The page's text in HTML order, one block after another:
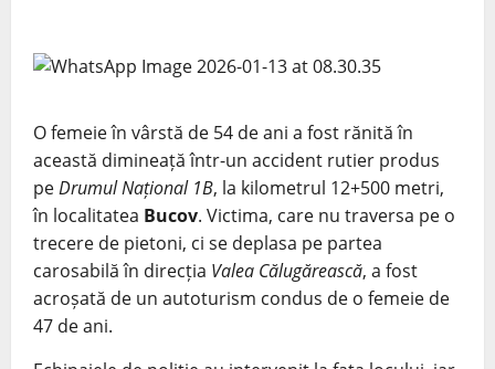
O femeie în vârstă de 54 de ani a fost rănită în
această dimineață într-un accident rutier produs
peDrumul Național 1B, la kilometrul 12+500 metri,
în localitatea Bucov. Victima, care nu traversa pe o
trecere de pietoni, ci se deplasa pe partea
carosabilă în direcția Valea Călugărească, a fost
acroșată de un autoturism condus de o femeie de
47 de ani.